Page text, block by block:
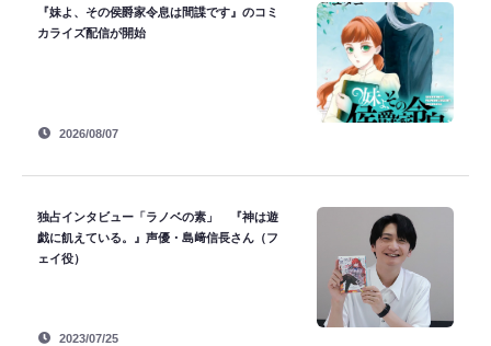
『妹よ、その侯爵家令息は間諜です』のコミ
カライズ配信が開始
2026/08/07
独占インタビュー「ラノベの素」 『神は遊
戯に飢えている。』声優・島﨑信長さん（フ
ェイ役）
2023/07/25